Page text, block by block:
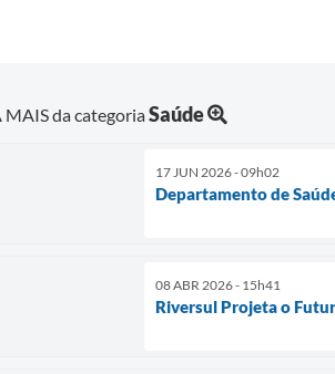
MAIS da categoriaSaúde
17 JUN 2026 - 09h02
Departamento de
08 ABR 2026 - 15h41
Riversul Projeta o